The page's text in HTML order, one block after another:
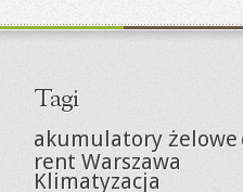
Tagi
akumulatory żelowe
rent Warszawa
Klimatyzacja